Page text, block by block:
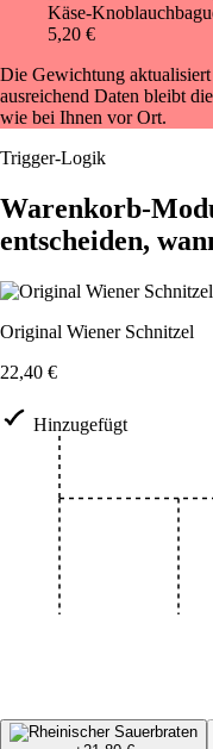
Käse-
5,20 €
Die Gewichtung
ausreichend Daten bleibt
wie bei Ihnen vor Ort.
Trigger-Logik
Warenkorb-
entscheiden,
Original Wiener Schnitzel
22,40 €
Hinzugefügt